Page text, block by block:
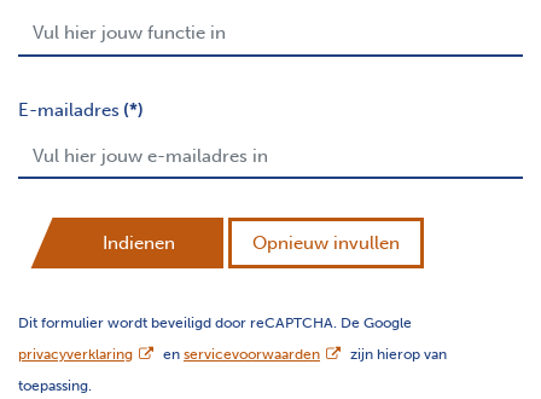
E-mailadres (*)
Indienen Opnieuw invullen
Dit formulier wordt beveiligd door reCAPTCHA. De Google
privacyverklaringopent nieuw scherm
en servicevoorwaardenopent nieuw scherm
zijn hierop van
toepassing.